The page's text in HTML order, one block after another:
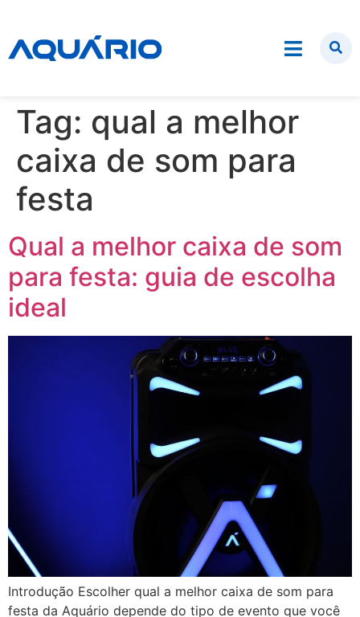
Tag: qual a melhor
caixa de som para
festa
Qual a melhor caixa de som
para festa: guia de escolha
ideal
Introdução Escolher qual a melhor caixa de som para
festa da Aquário depende do tipo de evento que você